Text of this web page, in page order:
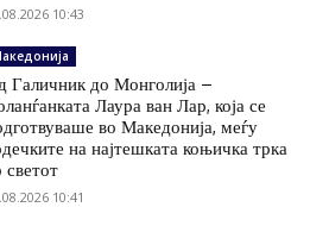
10:43
Галичник до Монголија –
Лаура ван Лар, која се
во Македонија, меѓу
на најтешката коњичка трка
светот
10:41